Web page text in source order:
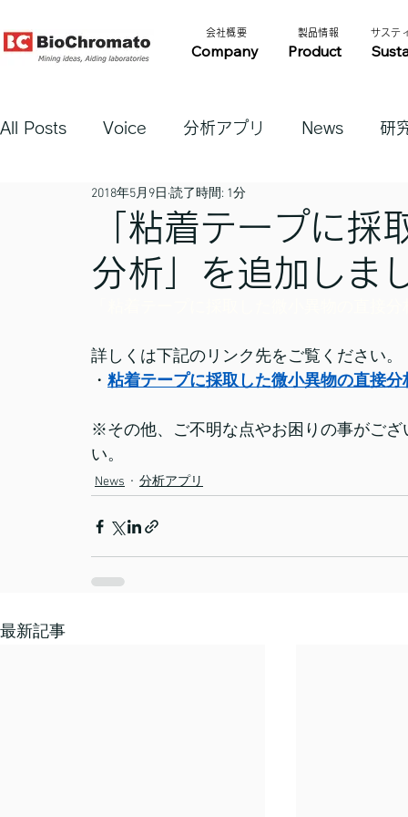
Company Product
​製品情報​​
​会社概要​​ サステ
All Posts Voice 分析アプリ News 研
「粘着テープに採
分析」を追加しま
2018年5月9日 読了時間: 1分
詳しくは下記のリンク先をご覧ください。
・ 粘着テープに採取した微小異物の直接分
※その他、ご不明な点やお困りの事がござ
い。
News 分析アプリ
最新記事